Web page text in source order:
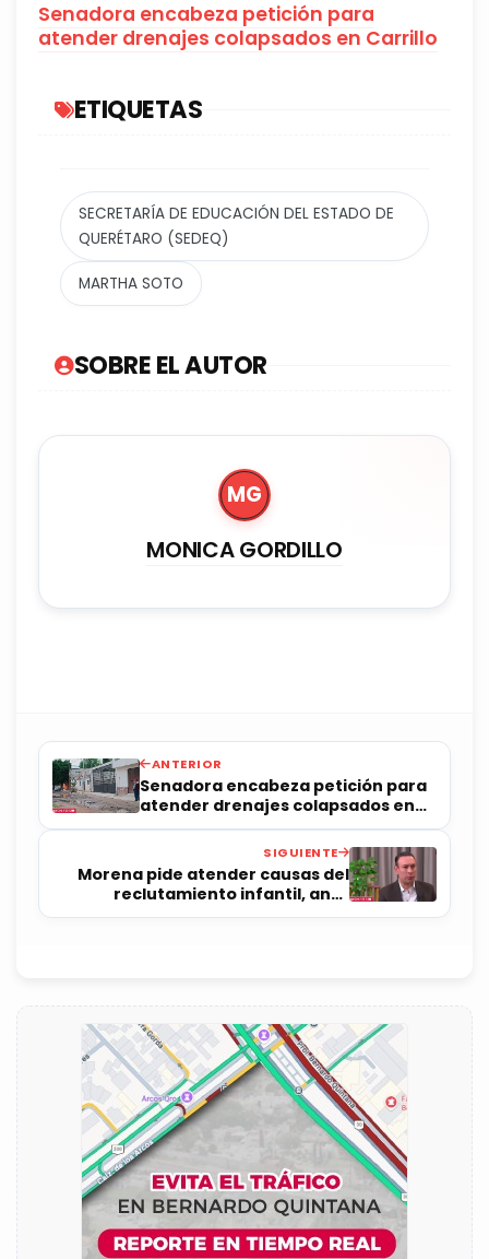
Senadora encabeza petición para
atender drenajes colapsados en Carrillo
ETIQUETAS
SECRETARÍA DE EDUCACIÓN DEL ESTADO DE
QUERÉTARO (SEDEQ)
MARTHA SOTO
SOBRE EL AUTOR
MG
MONICA GORDILLO
ANTERIOR
Senadora encabeza petición para
atender drenajes colapsados en
Carrillo
SIGUIENTE
Morena pide atender causas del
reclutamiento infantil, ante
iniciativa del gobernador